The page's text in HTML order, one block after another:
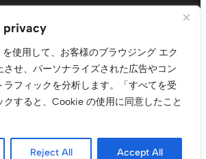
privacy
使用して、お客様のブラウジング エク
させ、パーソナライズされた広告やコン
フィックを分析します。
「すべてを受
クすると、Cookie の使用に同意したこと
Reject All Accept All
© t011.org